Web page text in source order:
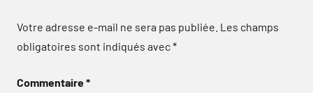
Votre adresse e-mail ne sera pas publiée. Les champs
obligatoires sont indiqués avec*
Commentaire*